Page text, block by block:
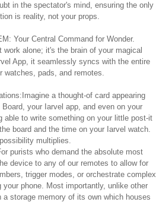
in the spectator's mind, ensuring the only
is reality, not your props.
Your Central Command for Wonder.
alone; it's the brain of your magical
App, it seamlessly syncs with the entire
watches, pads, and remotes.
a thought-of card appearing
your Iarvel app, and even on your
able to write something on your little post-it
board and the time on your Iarvel watch.
multiplies.
purists who demand the absolute most
device to any of our remotes to allow for
trigger modes, or orchestrate complex
your phone. Most importantly, unlike other
a storage memory of its own which houses